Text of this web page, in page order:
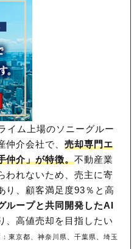
イム上場のソニーグルー
仲介会社で、売却専門エ
仲介」が特徴。不動産業
われないため、売主に寄
り、顧客満足度93％と高
ループと共同開発したAI
、高値売却を目指したい
東京都、神奈川県、千葉県、埼玉